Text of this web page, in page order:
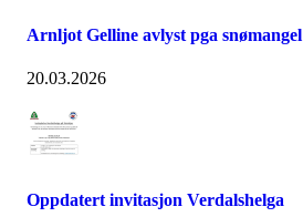
Arnljot Gelline avlyst pga snømangel
20.03.2026
Oppdatert invitasjon Verdalshelga